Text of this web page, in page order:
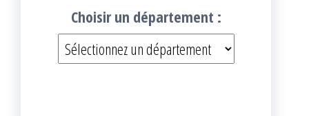
Choisir un département :